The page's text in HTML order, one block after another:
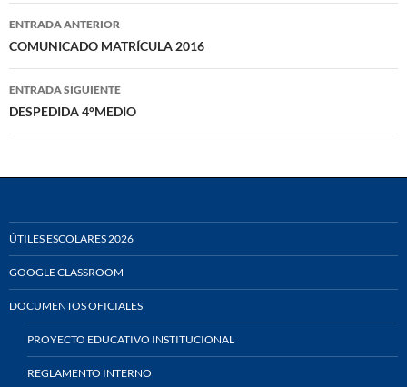
Navegación
de
entradas
ENTRADA ANTERIOR
COMUNICADO MATRÍCULA 2016
ENTRADA SIGUIENTE
DESPEDIDA 4°MEDIO
ÚTILES ESCOLARES 2026
GOOGLE CLASSROOM
DOCUMENTOS OFICIALES
PROYECTO EDUCATIVO INSTITUCIONAL
REGLAMENTO INTERNO